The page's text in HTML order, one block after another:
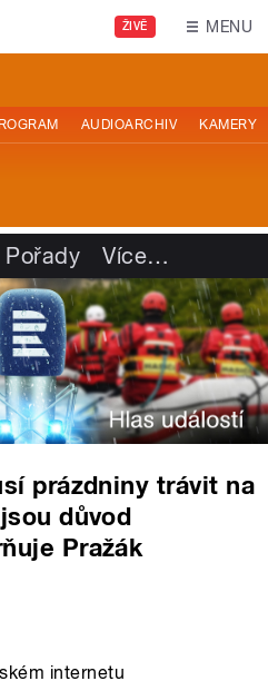
ŽIVĚ MENU
AUDIOARCHIV KAMERY
Pořady Více…
prázdniny trávit na
důvod
Pražák
internetu